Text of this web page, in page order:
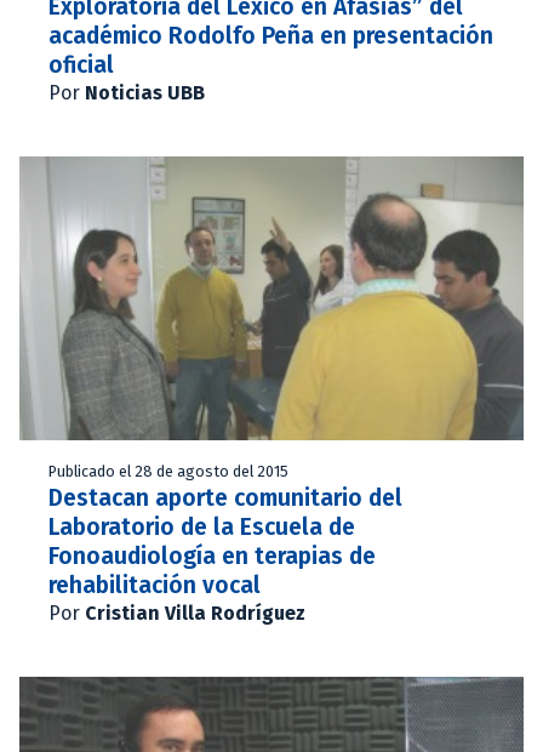
Exploratoria del Léxico en Afasias” del
académico Rodolfo Peña en presentación
oficial
Por Noticias UBB
Publicado el 28 de agosto del 2015
Destacan aporte comunitario del
Laboratorio de la Escuela de
Fonoaudiología en terapias de
rehabilitación vocal
Por Cristian Villa Rodríguez